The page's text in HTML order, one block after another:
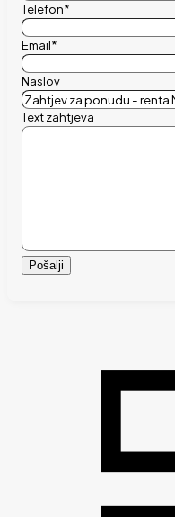
Telefon*
Email*
Naslov
Text zahtjeva